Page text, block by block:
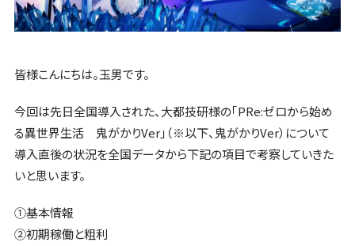
皆様こんにちは。玉男です。
今回は先日全国導入された、大都技研様の｢PRe:ゼロから始め
る異世界生活 鬼がかりVer」（※以下、鬼がかりVer）について
導入直後の状況を全国データから下記の項目で考察していきた
いと思います。
①基本情報
②初期稼働と粗利